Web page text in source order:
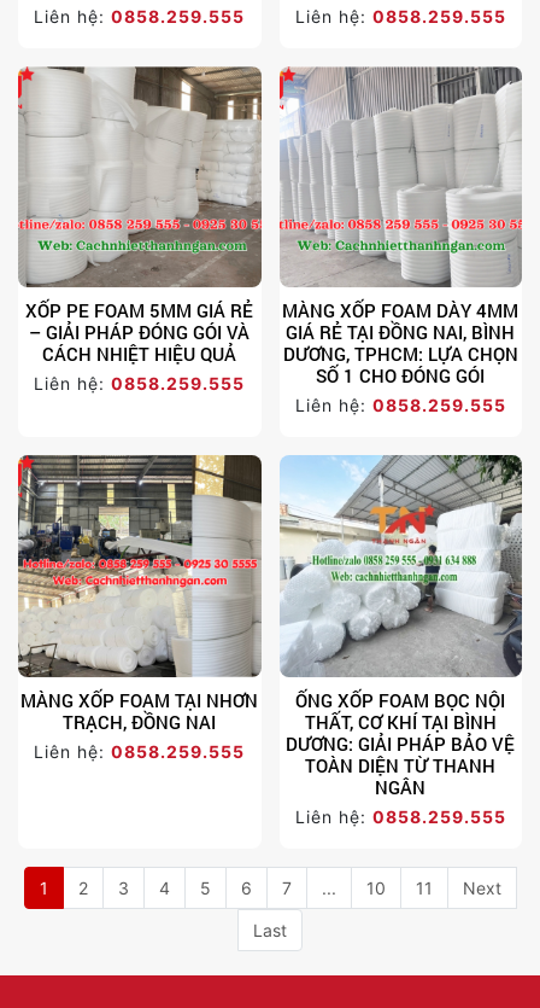
Liên hệ:0858.259.555 Liên hệ: 0858.259.555
XỐP PE FOAM 5MM GIÁ RẺ
– GIẢI PHÁP ĐÓNG GÓI VÀ
CÁCH NHIỆT HIỆU QUẢ
Liên hệ:0858.259.555
MÀNG XỐP FOAM DÀY 4MM
GIÁ RẺ TẠI ĐỒNG NAI, BÌNH
DƯƠNG, TPHCM: LỰA CHỌN
SỐ 1 CHO ĐÓNG GÓI
Liên hệ: 0858.259.555
MÀNG XỐP FOAM TẠI NHƠN
TRẠCH, ĐỒNG NAI
Liên hệ:0858.259.555
ỐNG XỐP FOAM BỌC NỘI
THẤT, CƠ KHÍ TẠI BÌNH
DƯƠNG: GIẢI PHÁP BẢO VỆ
TOÀN DIỆN TỪ THANH
NGÂN
Liên hệ: 0858.259.555
1 2 3 4 5 6 7 ... 10 11 Next
Last